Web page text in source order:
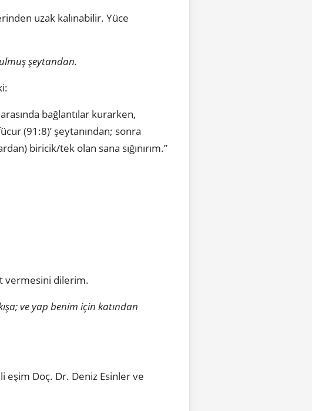
uzak kalınabilir. Yüce
şeytandan.
bağlantılar kurarken,
(91:8)’ şeytanından; sonra
biricik/tek olan sana sığınırım.”
vermesini dilerim.
ve yap benim için katından
Doç. Dr. Deniz Esinler ve